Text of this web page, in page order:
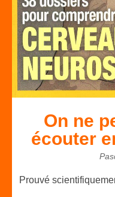
On ne
écouter
Prouvé